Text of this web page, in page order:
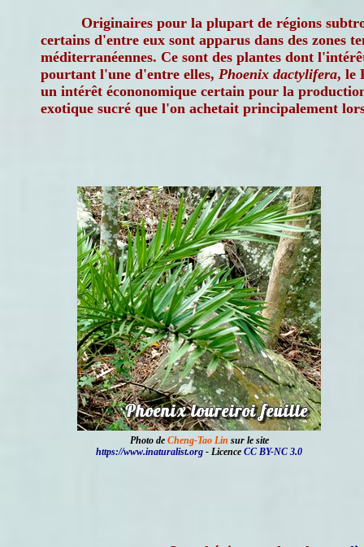
Originaires pour la plupart de régions
certains d'entre eux sont apparus dans des zones
méditerranéennes. Ce sont des plantes dont
pourtant l'une d'entre elles, Phoenix dactylifera, le
un intérêt écononomique certain pour la
exotique sucré que l'on achetait principalement
Photo de Cheng-Tao Lin sur le site
https://www.inaturalist.org - Licence CC BY-NC 3.0